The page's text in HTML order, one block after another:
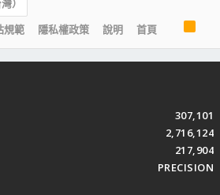
）
規範 隱私權政策 說明 首頁
S
307,101
2,716,124
217,904
PRECISION